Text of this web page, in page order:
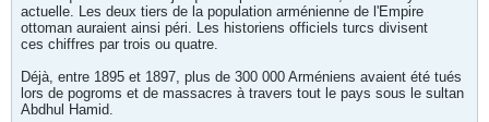
actuelle. Les deux tiers de la population arménienne de l'Empire
ottoman auraient ainsi péri. Les historiens officiels turcs divisent
ces chiffres par trois ou quatre.
Déjà, entre 1895 et 1897, plus de 300 000 Arméniens avaient été tués
lors de pogroms et de massacres à travers tout le pays sous le sultan
Abdhul Hamid.